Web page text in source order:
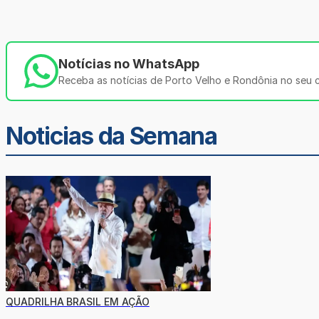
Notícias no WhatsApp
Receba as notícias de Porto Velho e Rondônia no seu
Noticias da Semana
QUADRILHA BRASIL EM AÇÃO